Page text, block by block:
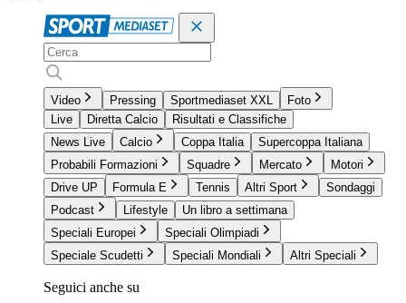
Video Pressing Sportmediaset XXL
Foto
Live
Diretta Calcio
Risultati e Classifiche
News Live
Calcio Coppa Italia
Supercoppa Italiana
Probabili Formazioni
Squadre Mercato
Motori
Drive UP
Formula E Tennis Altri Sport
Sondaggi
Podcast
Lifestyle
Un libro a settimana
Speciali Europei
Speciali Olimpiadi
Speciale Scudetti
Speciali Mondiali Altri Speciali
Seguici anche su